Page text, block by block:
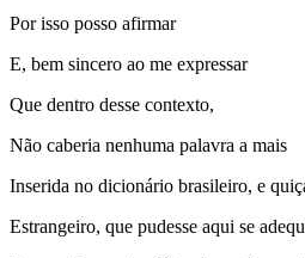
Por isso posso afirmar
E, bem sincero ao me expressar
Que dentro desse contexto,
Não caberia nenhuma palavra a mais
Inserida no dicionário brasileiro, e
Estrangeiro, que pudesse aqui se